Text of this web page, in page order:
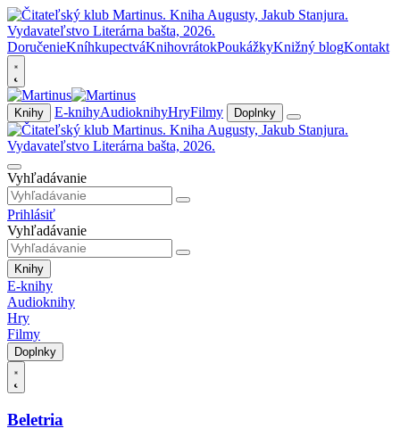
DoručenieKníhkupectváKnihovrátokPoukážkyKnižný blogKontakt
Knihy E-knihyAudioknihyHryFilmy Doplnky
Vyhľadávanie
Prihlásiť
Vyhľadávanie
Knihy
E-knihy
Audioknihy
Hry
Filmy
Doplnky
Beletria